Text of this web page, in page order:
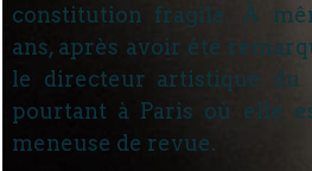
constitution fragile. À
ans, après avoir été
le directeur artistique du
pourtant à Paris où elle
meneuse de revue.